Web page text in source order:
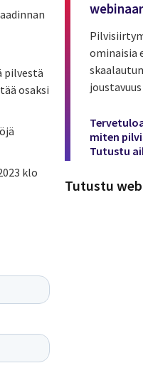
pilvestä
osaksi
klo
ominaisia
miten
Tutustu
Tutustu